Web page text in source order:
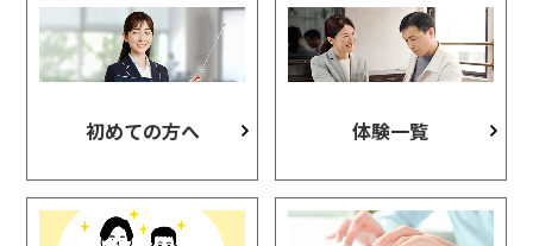
初めての方へ 体験一覧